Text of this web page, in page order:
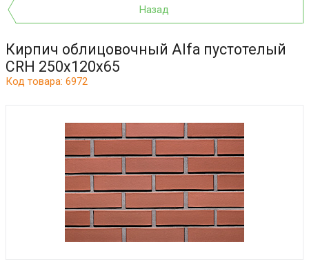
Назад
Кирпич облицовочный Alfa пустотелый
CRH 250x120x65
Код товара: 6972